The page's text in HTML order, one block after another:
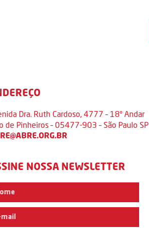
Dra. Ruth Cardoso, 4777 – 18º Andar
de Pinheiros – 05477-903 – São Paulo SP
NOSSA NEWSLETTER